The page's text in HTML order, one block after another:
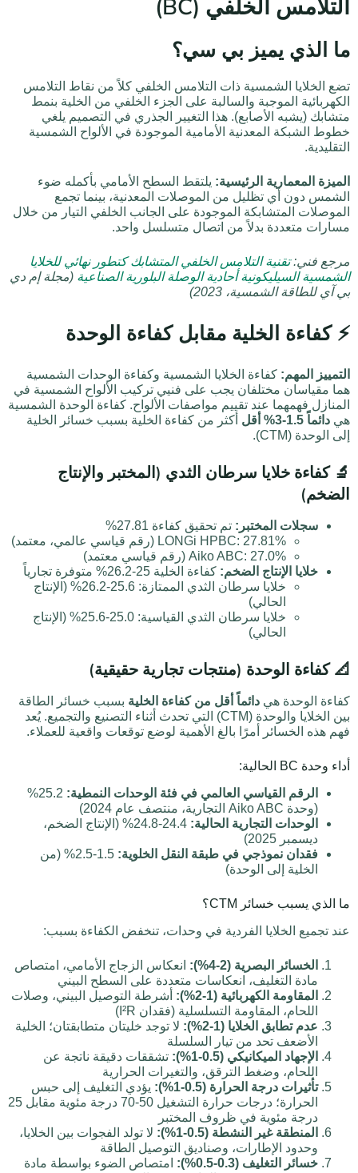
التلامس الخلفي (BC)
ما الذي يميز بي سي؟
تضع الخلايا الشمسية ذات التلامس الخلفي كلاً من نقاط التلامس
الكهربائية الموجبة والسالبة على الجزء الخلفي من الخلية بنمط
متشابك (يشبه الأصابع). هذا التغيير الجذري في التصميم يلغي
خطوط الشبكة المعدنية الأمامية الموجودة في الألواح الشمسية
التقليدية.
الميزة المعمارية الرئيسية: يلتقط السطح الأمامي بأكمله ضوء
الشمس دون أي تظليل من الموصلات المعدنية، بينما تجمع
الموصلات المتشابكة الموجودة على الجانب الخلفي التيار من خلال
مسارات متعددة بدلاً من اتصال متسلسل واحد.
مرجع فني:تقنية التلامس الخلفي المتشابك كتطور نهائي للخلايا
الشمسية السيليكونية أحادية الوصلة البلورية الصناعية (مجلة إم دي
بي آي للطاقة الشمسية، 2023)
⚡ كفاءة الخلية مقابل كفاءة الوحدة
التمييز المهم: كفاءة الخلايا الشمسية وكفاءة الوحدات الشمسية
هما مقياسان مختلفان يجب على فنيي تركيب الألواح الشمسية في
المنازل فهمهما عند تقييم مواصفات الألواح. كفاءة الوحدة الشمسية
هي دائماً 1.5-3% أقل
أكثر من كفاءة الخلية بسبب خسائر الخلية
إلى الوحدة (CTM).
🔬 كفاءة خلايا سرطان الثدي (المختبر والإنتاج
الضخم)
سجلات المختبر: تم تحقيق كفاءة 27.81%
LONGi HPBC: 27.81% (رقم قياسي عالمي، معتمد)
Aiko ABC: 27.0% (رقم قياسي معتمد)
خلايا الإنتاج الضخم: كفاءة الخلية 25-26.2% متوفرة تجارياً
خلايا سرطان الثدي الممتازة: 25.6-26.2% (الإنتاج
الحالي)
خلايا سرطان الثدي القياسية: 25.0-25.6% (الإنتاج
الحالي)
📐 كفاءة الوحدة (منتجات تجارية حقيقية)
كفاءة الوحدة هي دائماً أقل من كفاءة الخلية بسبب خسائر الطاقة
بين الخلايا والوحدة (CTM) التي تحدث أثناء التصنيع والتجميع. يُعد
فهم هذه الخسائر أمرًا بالغ الأهمية لوضع توقعات واقعية للعملاء.
أداء وحدة BC الحالية:
الرقم القياسي العالمي في فئة الوحدات النمطية:
25.2%
(وحدة Aiko ABC التجارية، منتصف عام 2024)
الوحدات التجارية الحالية:
24.4-24.8% (الإنتاج الضخم،
ديسمبر 2025)
فقدان نموذجي في طبقة النقل الخلوية:
1.5-2.5% (من
الخلية إلى الوحدة)
ما الذي يسبب خسائر CTM؟
عند تجميع الخلايا الفردية في وحدات، تنخفض الكفاءة بسبب:
الخسائر البصرية (2-4%):
انعكاس الزجاج الأمامي، امتصاص
مادة التغليف، انعكاسات متعددة على السطح البيني
المقاومة الكهربائية (1-2%):
أشرطة التوصيل البيني، وصلات
اللحام، المقاومة التسلسلية (فقدان I²R)
عدم تطابق الخلايا (1-2%):
لا توجد خليتان متطابقتان؛ الخلية
الأضعف تحد من تيار السلسلة
الإجهاد الميكانيكي (0.5-1%):
تشققات دقيقة ناتجة عن
اللحام، وضغط الترقق، والتغيرات الحرارية
تأثيرات درجة الحرارة (0.5-1%):
يؤدي التغليف إلى حبس
الحرارة؛ درجات حرارة التشغيل 50-70 درجة مئوية مقابل 25
درجة مئوية في ظروف المختبر
المنطقة غير النشطة (0.5-1%):
لا تولد الفجوات بين الخلايا،
وحدود الإطارات، وصناديق التوصيل الطاقة
خسائر التغليف (0.3-0.5%):
امتصاص الضوء بواسطة مادة